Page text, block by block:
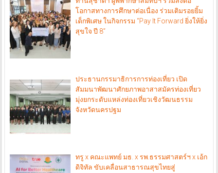
โอกาสทางการศึกษาต่อเนื่อง ร่วมเติมรอยยิ้ม
เด็กพิเศษ ในกิจกรรม “Pay It Forward ยิ่งให้ยิ่ง
สุขใจ ปี 8”
ประธานกรรมาธิการการท่องเที่ยว เปิด
สัมมนาพัฒนาศักยภาพอาสาสมัครท่องเที่ยว
มุ่งยกระดับแหล่งท่องเที่ยวเชิงวัฒนธรรม
จังหวัดนครปฐม
ทรู x คณะแพทย์ มธ. x รพ.ธรรมศาสตร์ฯ x เอ้ก
ดิจิทัล ขับเคลื่อนสาธารณสุขไทยสู่